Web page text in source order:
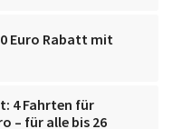
Euro Rabatt mit
4 Fahrten für
– für alle bis 26